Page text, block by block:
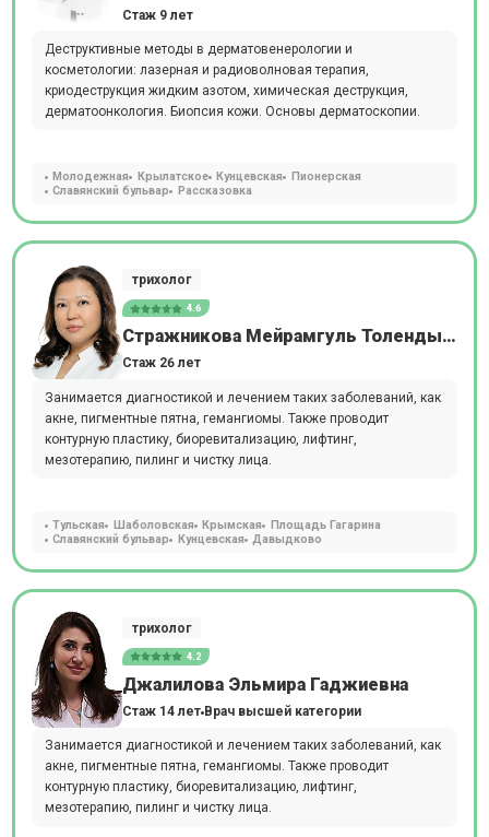
Стаж 9 лет
Деструктивные методы в дерматовенерологии и
косметологии: лазерная и радиоволновая терапия,
криодеструкция жидким азотом, химическая деструкция,
дерматоонкология. Биопсия кожи. Основы дерматоскопии.
Молодежная Крылатское Кунцевская
Пионерская
Славянский бульвар
Рассказовка
трихолог
4.6
Стражникова Мейрамгуль Толендыевна
Стаж 26 лет
Занимается диагностикой и лечением таких заболеваний, как
акне, пигментные пятна, гемангиомы. Также проводит
контурную пластику, биоревитализацию, лифтинг,
мезотерапию, пилинг и чистку лица.
Тульская Шаболовская Крымская
Площадь Гагарина
Славянский бульвар
Кунцевская Давыдково
трихолог
4.2
Джалилова Эльмира Гаджиевна
Стаж 14 лет Врач высшей категории
Занимается диагностикой и лечением таких заболеваний, как
акне, пигментные пятна, гемангиомы. Также проводит
контурную пластику, биоревитализацию, лифтинг,
мезотерапию, пилинг и чистку лица.